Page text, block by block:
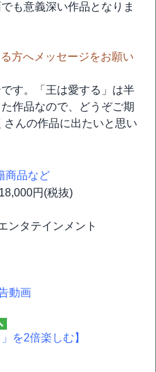
も意義深い作品となりま
方へメッセージをお願い
す。「王は愛する」は半
作品なので、どうぞご期
んの作品に出たいと思い
商品など
円(税抜)
ンタテインメント
動画
を2倍楽しむ】